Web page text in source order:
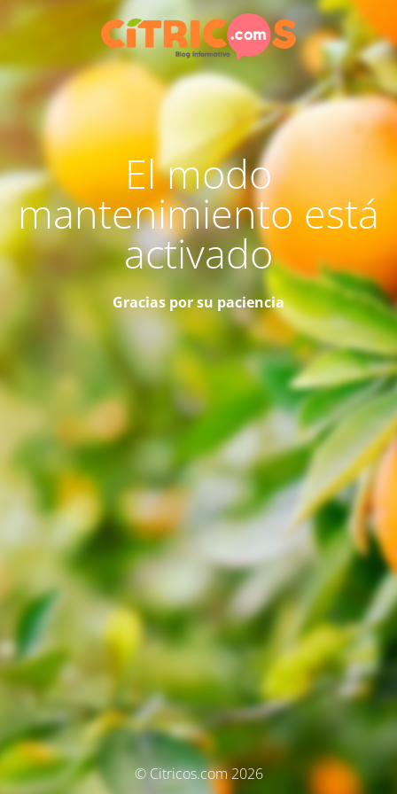
El modo
mantenimiento está
activado
Gracias por su paciencia
© Citricos.com 2026